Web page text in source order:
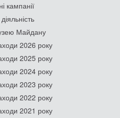
кампанії
Майдану
2026 року
2025 року
2024 року
2023 року
2022 року
2021 року